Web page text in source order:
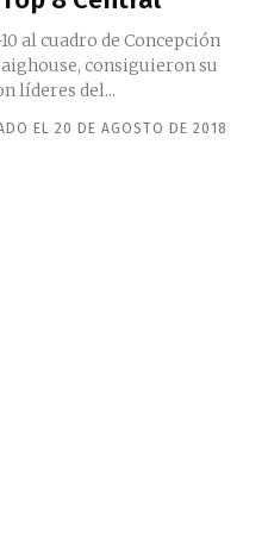
al cuadro de Concepción
consiguieron su
líderes del...
EL 20 DE AGOSTO DE 2018